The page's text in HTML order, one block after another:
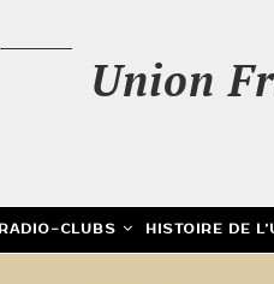
Union
RADIO-CLUBS HISTOIRE DE